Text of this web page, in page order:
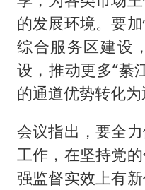
的发展环境。要
综合服务区建设
设，推动更多“綦
的通道优势转化为
会议指出，要全
工作，在坚持党
强监督实效上有